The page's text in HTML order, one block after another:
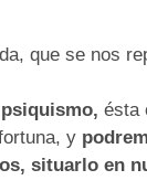
que se nos
ésta
y
situarlo en